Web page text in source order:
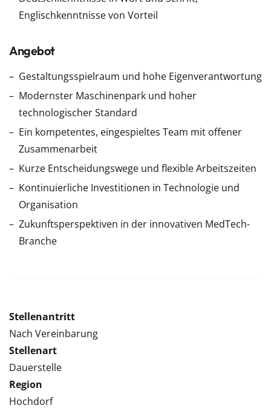
Englischkenntnisse von Vorteil
Angebot
Gestaltungsspielraum und hohe Eigenverantwortung
Modernster Maschinenpark und hoher
technologischer Standard
Ein kompetentes, eingespieltes Team mit offener
Zusammenarbeit
Kurze Entscheidungswege und flexible Arbeitszeiten
Kontinuierliche Investitionen in Technologie und
Organisation
Zukunftsperspektiven in der innovativen MedTech-
Branche
Stellenantritt
Nach Vereinbarung
Stellenart
Dauerstelle
Region
Hochdorf